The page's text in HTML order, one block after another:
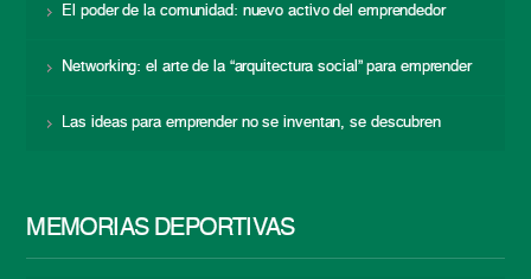
El poder de la comunidad: nuevo activo del emprendedor
Networking: el arte de la “arquitectura social” para emprender
Las ideas para emprender no se inventan, se descubren
MEMORIAS DEPORTIVAS